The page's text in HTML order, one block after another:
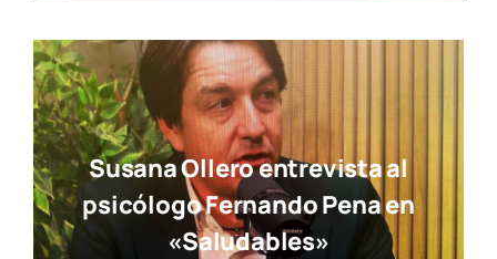
Susana Ollero entrevista al
psicólogo Fernando Pena en
«Saludables»